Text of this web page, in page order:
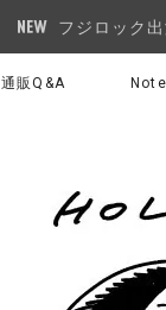
フジロック
通販Q&A Note